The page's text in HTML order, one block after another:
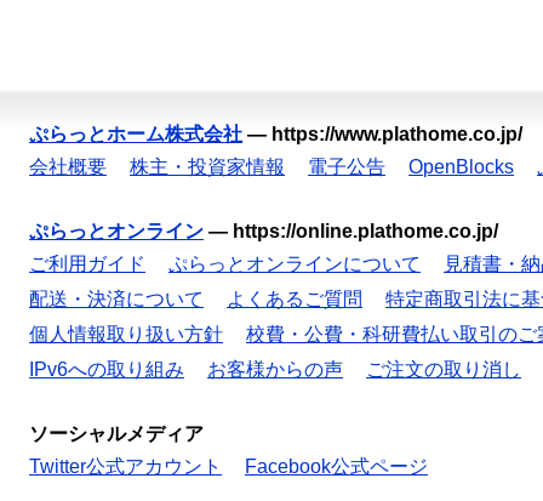
ぷらっとホーム株式会社 — https://www.plathome.co.jp/
会社概要
株主・投資家情報 電子公告 OpenBlocks
ぷらっとオンライン — https://online.plathome.co.jp/
ご利用ガイド
ぷらっとオンラインについて
見積書・
配送・決済について
よくあるご質問
特定商取引法に
個人情報取り扱い方針
校費・公費・科研費払い取引のご
IPv6への取り組み
お客様からの声 ご注文の取り消し
ソーシャルメディア
Twitter公式アカウント
Facebook公式ページ